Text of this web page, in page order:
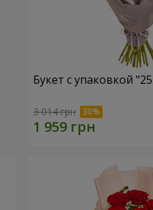
Букет с упаковкой
3 014 грн